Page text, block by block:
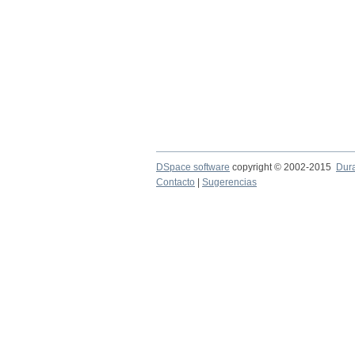
DSpace software copyright © 2002-2015
Contacto
Sugerencias